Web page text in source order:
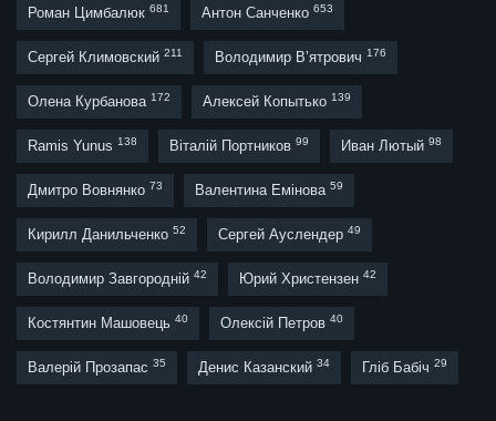
Роман Цимбалюк 681 Антон Санченко 653
Сергей Климовский 211 Володимир В’ятрович 176
Олена Курбанова 172 Алексей Копытько 139
Ramis Yunus 138 Віталій Портников 99 Иван Лютый 98
Дмитро Вовнянко 73 Валентина Емінова 59
Кирилл Данильченко 52 Сергей Ауслендер 49
Володимир Завгородній 42 Юрий Христензен 42
Костянтин Машовець 40 Олексій Петров 40
Валерій Прозапас 35 Денис Казанский 34 Гліб Бабіч 29